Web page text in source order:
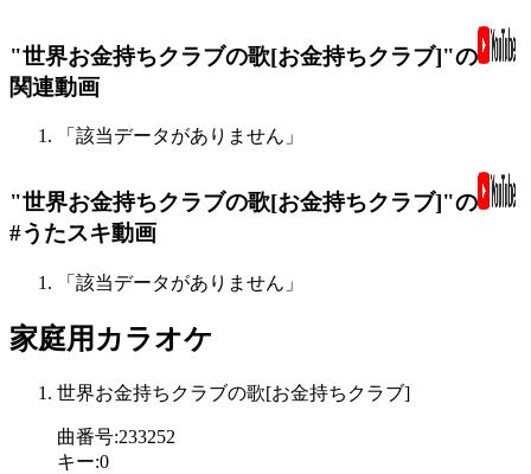
"世界お金持ちクラブの歌[お金持ちクラブ]"の
関連動画
「該当データがありません」
"世界お金持ちクラブの歌[お金持ちクラブ]"の
#うたスキ動画
「該当データがありません」
家庭用カラオケ
世界お金持ちクラブの歌[お金持ちクラブ]
曲番号:233252
キー:0